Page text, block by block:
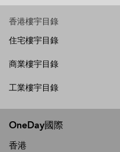
香港樓宇目錄
住宅樓宇目錄
商業樓宇目錄
工業樓宇目錄
OneDay國際
香港